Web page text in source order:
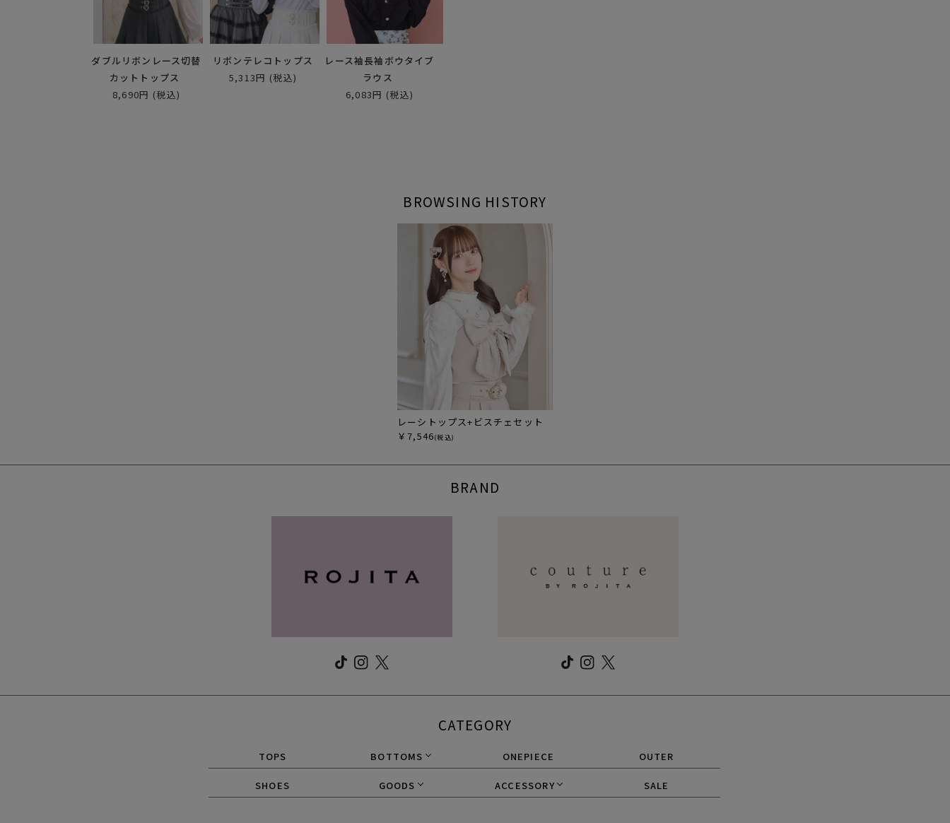
ダブルリボンレース切替
カットトップス
8,690円 (税込)
リボンテレコトップス
5,313円 (税込)
レース袖長袖ボウタイブ
ラウス
6,083円 (税込)
BROWSING HISTORY
レーシトップス+ビスチェセット
￥7,546(税込)
BRAND
CATEGORY
TOPS BOTTOMS ONEPIECE OUTER
SHOES GOODS ACCESSORY SALE